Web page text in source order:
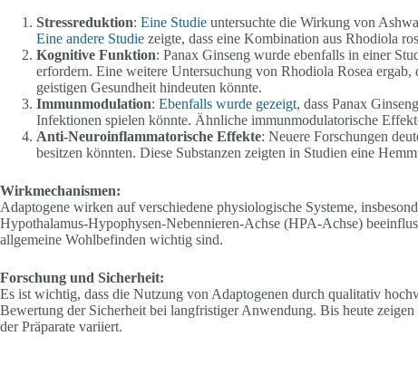
Stressreduktion: Eine Studie untersuchte die Wirkung von
Eine andere Studie zeigte, dass eine Kombination aus Rhodiola
Kognitive Funktion: Panax Ginseng wurde ebenfalls in einer
erfordern. Eine weitere Untersuchung von Rhodiola Rosea
geistigen Gesundheit hindeuten könnte.
Immunmodulation: Ebenfalls wurde gezeigt, dass Panax
Infektionen spielen könnte. Ähnliche immunmodulatorische
Anti-Neuroinflammatorische Effekte: Neuere Forschungen
besitzen könnten. Diese Substanzen zeigten in Studien eine
Wirkmechanismen:
Adaptogene wirken auf verschiedene physiologische Systeme,
Hypothalamus-Hypophysen-Nebennieren-Achse (HPA-Achse)
allgemeine Wohlbefinden wichtig sind.
Forschung und Sicherheit:
Es ist wichtig, dass die Nutzung von Adaptogenen durch qualitativ
Bewertung der Sicherheit bei langfristiger Anwendung. Bis heute
der Präparate variiert.